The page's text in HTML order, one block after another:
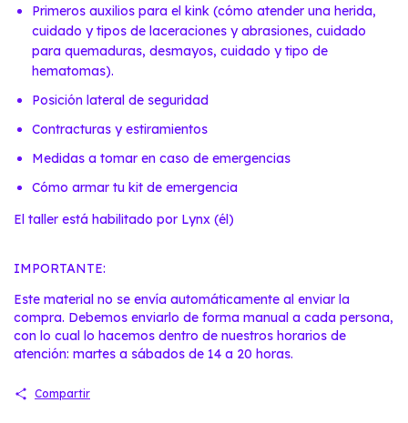
Primeros auxilios para el kink (cómo atender una herida,
cuidado y tipos de laceraciones y abrasiones, cuidado
para quemaduras, desmayos, cuidado y tipo de
hematomas).
Posición lateral de seguridad
Contracturas y estiramientos
Medidas a tomar en caso de emergencias
Cómo armar tu kit de emergencia
El taller está habilitado por Lynx (él)
IMPORTANTE:
Este material no se envía automáticamente al enviar la
compra. Debemos enviarlo de forma manual a cada persona,
con lo cual lo hacemos dentro de nuestros horarios de
atención: martes a sábados de 14 a 20 horas.
Compartir